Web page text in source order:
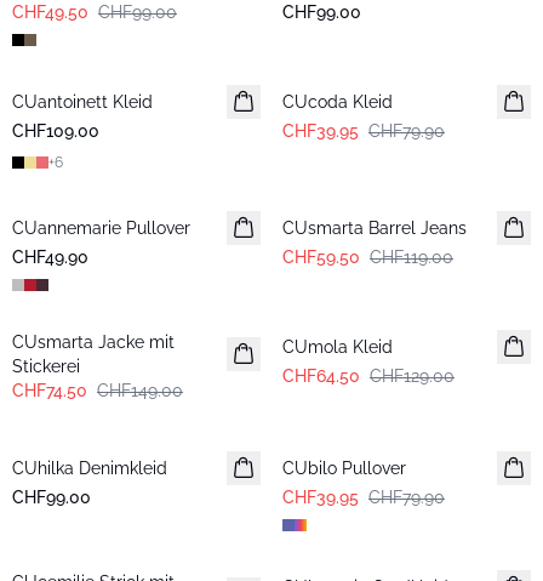
CHF49.50 CHF99.00
CHF99.00
CUantoinett Kleid
CHF109.00
+6
CUcoda Kleid
CHF39.95 CHF79.90
CUannemarie Pullover
CHF49.90
CUsmarta Barrel Jeans
CHF59.50 CHF119.00
-50%
CUsmarta Jacke mit
Stickerei
CHF74.50 CHF149.00
CUmola Kleid
CHF64.50 CHF129.00
CUhilka Denimkleid
CHF99.00
CUbilo Pullover
CHF39.95 CHF79.90
-50%